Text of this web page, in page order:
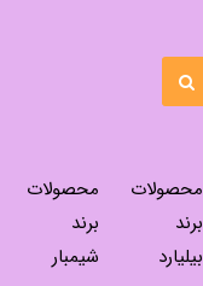
محصولات
برند
بیلیارد
محصولات
برند
شیمبار